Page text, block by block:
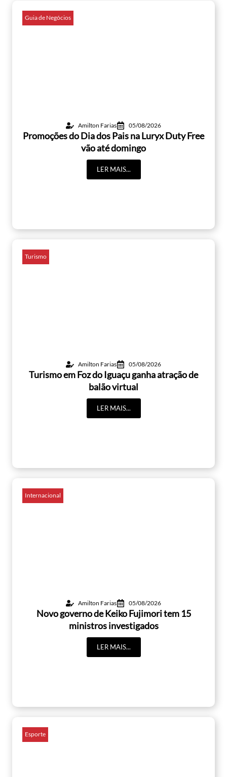
Guia de Negócios
Amilton Farias 05/08/2026
Promoções do Dia dos Pais na Luryx Duty Free
vão até domingo
LER MAIS...
Turismo
Amilton Farias 05/08/2026
Turismo em Foz do Iguaçu ganha atração de
balão virtual
LER MAIS...
Internacional
Amilton Farias 05/08/2026
Novo governo de Keiko Fujimori tem 15
ministros investigados
LER MAIS...
Esporte